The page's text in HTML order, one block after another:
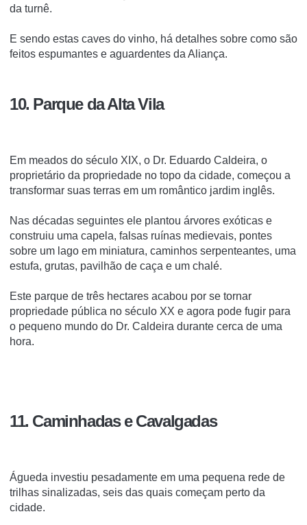
da turnê.
E sendo estas caves do vinho, há detalhes sobre como são
feitos espumantes e aguardentes da Aliança.
10. Parque da Alta Vila
Em meados do século XIX, o Dr. Eduardo Caldeira, o
proprietário da propriedade no topo da cidade, começou a
transformar suas terras em um romântico jardim inglês.
Nas décadas seguintes ele plantou árvores exóticas e
construiu uma capela, falsas ruínas medievais, pontes
sobre um lago em miniatura, caminhos serpenteantes, uma
estufa, grutas, pavilhão de caça e um chalé.
Este parque de três hectares acabou por se tornar
propriedade pública no século XX e agora pode fugir para
o pequeno mundo do Dr. Caldeira durante cerca de uma
hora.
11. Caminhadas e Cavalgadas
Águeda investiu pesadamente em uma pequena rede de
trilhas sinalizadas, seis das quais começam perto da
cidade.